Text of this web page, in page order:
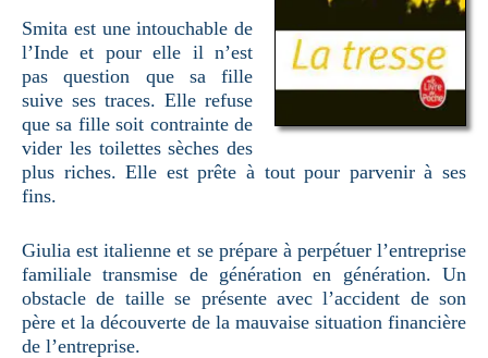
Smita est une intouchable de
l’Inde et pour elle il n’est
pas question que sa fille
suive ses traces. Elle refuse
que sa fille soit contrainte de
vider les toilettes sèches des
plus riches. Elle est prête à tout pour parvenir à ses
fins.
Giulia est italienne et se prépare à perpétuer l’entreprise
familiale transmise de génération en génération. Un
obstacle de taille se présente avec l’accident de son
père et la découverte de la mauvaise situation financière
de l’entreprise.